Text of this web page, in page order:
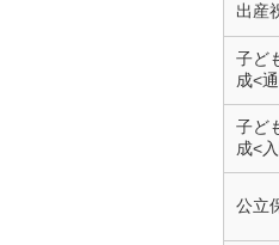
出産
子ど
成<
子ど
成<
公立